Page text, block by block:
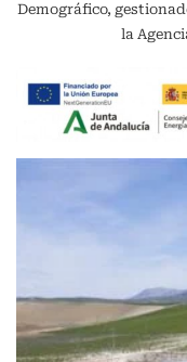
Demográfico,
la